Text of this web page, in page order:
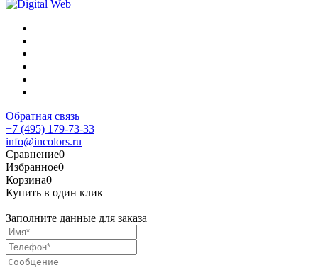
Обратная связь
+7 (495) 179-73-33
info@incolors.ru
Сравнение0
Избранное0
Корзина0
Купить в один клик
Заполните данные для заказа